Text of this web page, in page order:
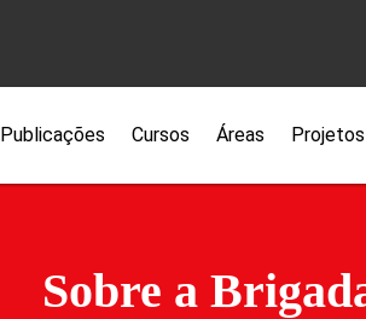
Publicações Cursos Áreas Projetos
Sobre a